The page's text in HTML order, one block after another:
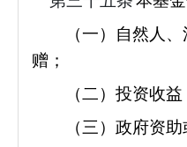
（一）自然人
赠；
（二）投资收益
（三）政府资助